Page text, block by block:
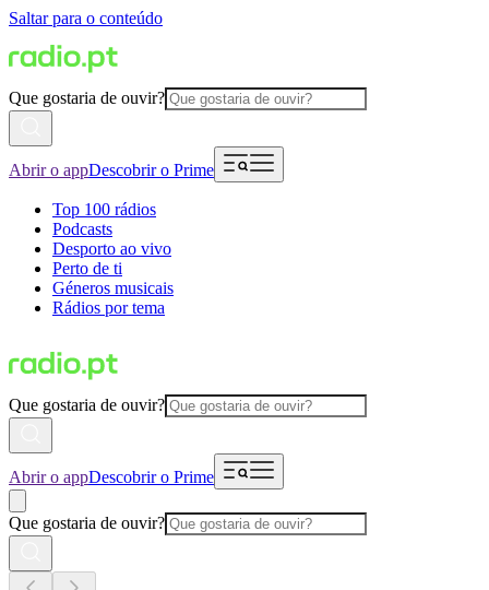
Saltar para o conteúdo
Que gostaria de ouvir?
Abrir o appDescobrir o Prime
Top 100 rádios
Podcasts
Desporto ao vivo
Perto de ti
Géneros musicais
Rádios por tema
Que gostaria de ouvir?
Abrir o appDescobrir o Prime
Que gostaria de ouvir?